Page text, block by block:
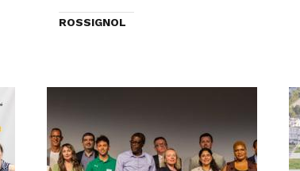
ROSSIGNOL